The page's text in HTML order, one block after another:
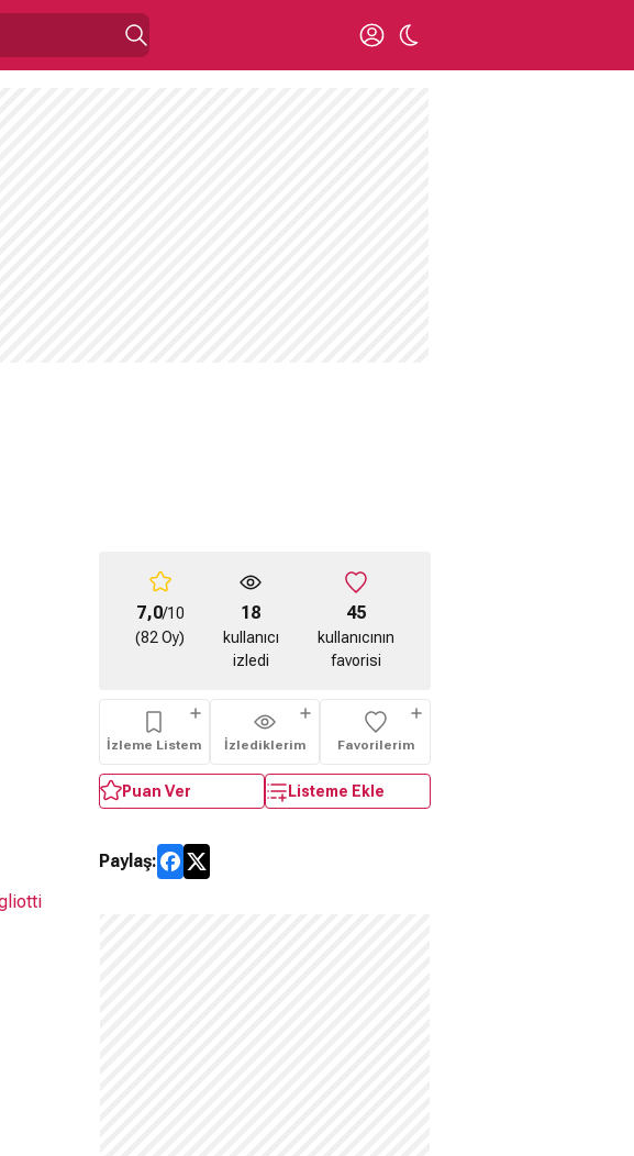
7,0/10
(82 Oy)
18
kullanıcı
izledi
45
kullanıcının
favorisi
İzleme Listem İzlediklerim Favorilerim
Puan Ver Listeme Ekle
Paylaş: